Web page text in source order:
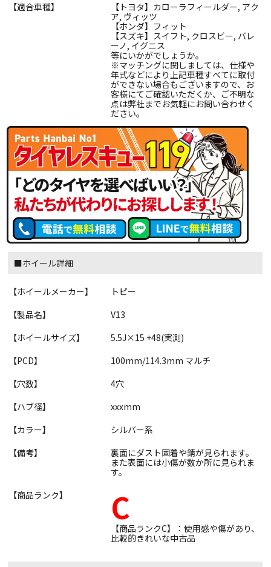
【適合車種】
【トヨタ】カローラフィールダー, アク
ア, ヴィッツ
【ホンダ】フィット
【スズキ】スイフト, クロスビー, バレ
ーノ, イグニス
等にいかがでしょうか。
※マッチングに関しましては、仕様や
年式などにより上記車種すべてに取付
ができない場合もございますので、お
客様にてご確認いただくか、ご不明な
点は弊社までお気軽にお問い合わせく
ださい。
■ホイール詳細
【ホイールメーカー】
トピー
【製品名】
V13
【ホイールサイズ】
5.5J×15 +48(実測)
【PCD】
100mm/114.3mm マルチ
【穴数】
4穴
【ハブ径】
xxxmm
【カラー】
シルバー系
【備考】
裏面にダスト固着や錆が見られます。
また表面には小傷が数か所に見られま
す。
【商品ランク】
C
【商品ランクC】：使用感や傷があり、
比較的きれいな中古品